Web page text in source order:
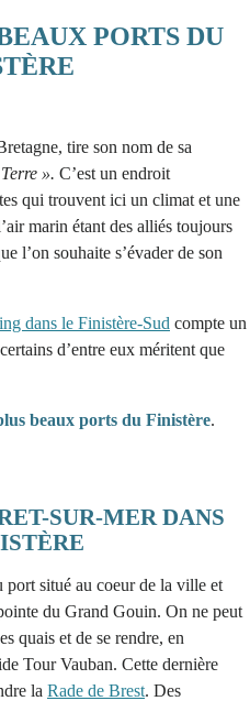
PORTS DU
tire son nom de sa
». C’est un endroit
qui trouvent ici un climat et une
marin étant des alliés toujours
l’on souhaite s’évader de son
dans le Finistère-Sud compte un
d’entre eux méritent que
beaux ports du Finistère.
SUR-MER DANS
port situé au coeur de la ville et
du Grand Gouin. On ne peut
quais et de se rendre, en
Tour Vauban. Cette dernière
la Rade de Brest. Des